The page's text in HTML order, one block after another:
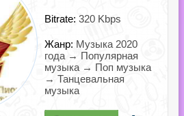
Bitrate: 320 Kbps
Жанр: Музыка 2020
года → Популярная
музыка → Поп музыка
→ Танцевальная
музыка